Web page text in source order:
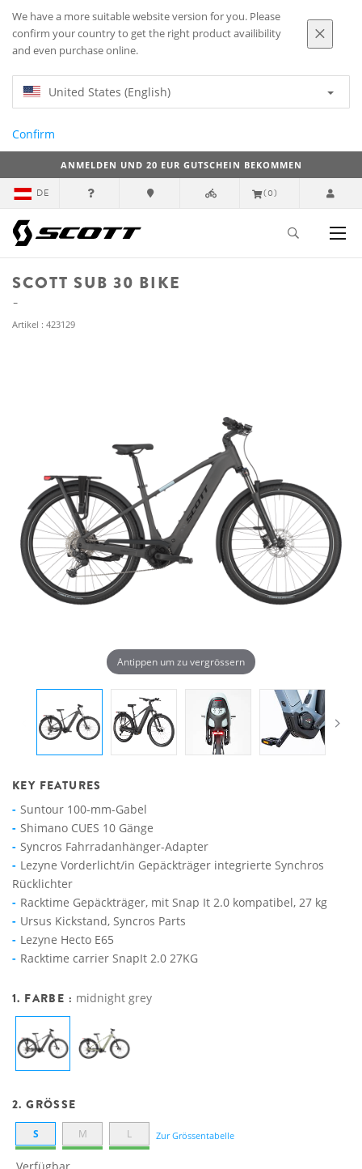
We have a more suitable website version for you. Please
confirm your country to get the right product availibility
and even purchase online.
United States (English)
Confirm
ANMELDEN UND 20 EUR GUTSCHEIN BEKOMMEN
DE (0)
SCOTT SUB 30 BIKE
Artikel : 423129
Antippen um zu vergrössern
KEY FEATURES
Suntour 100-mm-Gabel
Shimano CUES 10 Gänge
Syncros Fahrradanhänger-Adapter
Lezyne Vorderlicht/in Gepäckträger integrierte Synchros
Rücklichter
Racktime Gepäckträger, mit Snap It 2.0 kompatibel, 27 kg
Ursus Kickstand, Syncros Parts
Lezyne Hecto E65
Racktime carrier SnapIt 2.0 27KG
1. FARBE : midnight grey
2. GRÖSSE
S M L Zur Grössentabelle